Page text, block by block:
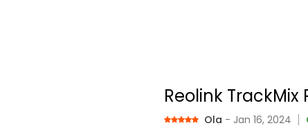
Reolink TrackMix
Ola - Jan 16, 2024